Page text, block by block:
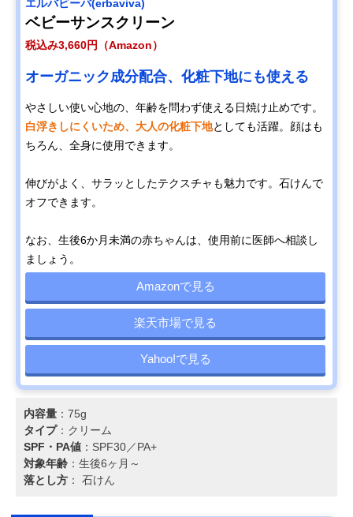
エルバビーバ(erbaviva)
ベビーサンスクリーン
税込み3,660円（Amazon）
オーガニック成分配合、化粧下地にも使える
やさしい使い心地の、年齢を問わず使える日焼け止めです。
白浮きしにくいため、大人の化粧下地としても活躍。顔はも
ちろん、全身に使用できます。
伸びがよく、サラッとしたテクスチャも魅力です。石けんで
オフできます。
なお、生後6か月未満の赤ちゃんは、使用前に医師へ相談し
ましょう。
Amazonで見る
楽天市場で見る
Yahoo!で見る
内容量 ：75g
タイプ：クリーム
SPF・PA値 ：SPF30／PA+
対象年齢 ：生後6ヶ月～
落とし方 ： 石けん